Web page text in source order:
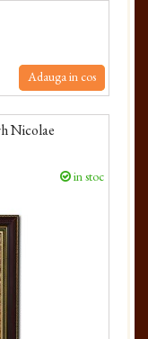
Adauga in cos
Nicolae
in stoc